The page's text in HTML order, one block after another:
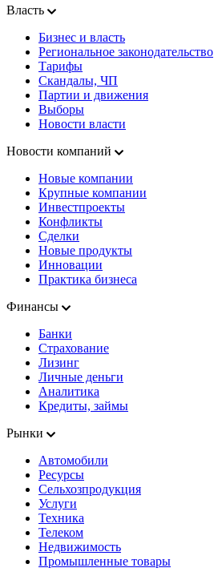
Власть
Бизнес и власть
Региональное законодательство
Тарифы
Скандалы, ЧП
Партии и движения
Выборы
Новости власти
Новости компаний
Новые компании
Крупные компании
Инвестпроекты
Конфликты
Сделки
Новые продукты
Инновации
Практика бизнеса
Финансы
Банки
Страхование
Лизинг
Личные деньги
Аналитика
Кредиты, займы
Рынки
Автомобили
Ресурсы
Сельхозпродукция
Услуги
Техника
Телеком
Недвижимость
Промышленные товары